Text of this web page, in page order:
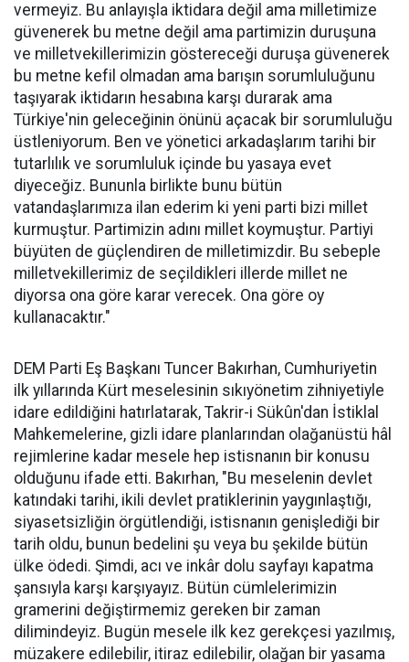
vermeyiz. Bu anlayışla iktidara değil ama milletimize
güvenerek bu metne değil ama partimizin duruşuna
ve milletvekillerimizin göstereceği duruşa güvenerek
bu metne kefil olmadan ama barışın sorumluluğunu
taşıyarak iktidarın hesabına karşı durarak ama
Türkiye'nin geleceğinin önünü açacak bir sorumluluğu
üstleniyorum. Ben ve yönetici arkadaşlarım tarihi bir
tutarlılık ve sorumluluk içinde bu yasaya evet
diyeceğiz. Bununla birlikte bunu bütün
vatandaşlarımıza ilan ederim ki yeni parti bizi millet
kurmuştur. Partimizin adını millet koymuştur. Partiyi
büyüten de güçlendiren de milletimizdir. Bu sebeple
milletvekillerimiz de seçildikleri illerde millet ne
diyorsa ona göre karar verecek. Ona göre oy
kullanacaktır."
DEM Parti Eş Başkanı Tuncer Bakırhan, Cumhuriyetin
ilk yıllarında Kürt meselesinin sıkıyönetim zihniyetiyle
idare edildiğini hatırlatarak, Takrir-i Sükûn'dan İstiklal
Mahkemelerine, gizli idare planlarından olağanüstü hâl
rejimlerine kadar mesele hep istisnanın bir konusu
olduğunu ifade etti. Bakırhan, "Bu meselenin devlet
katındaki tarihi, ikili devlet pratiklerinin yaygınlaştığı,
siyasetsizliğin örgütlendiği, istisnanın genişlediği bir
tarih oldu, bunun bedelini şu veya bu şekilde bütün
ülke ödedi. Şimdi, acı ve inkâr dolu sayfayı kapatma
şansıyla karşı karşıyayız. Bütün cümlelerimizin
gramerini değiştirmemiz gereken bir zaman
dilimindeyiz. Bugün mesele ilk kez gerekçesi yazılmış,
müzakere edilebilir, itiraz edilebilir, olağan bir yasama